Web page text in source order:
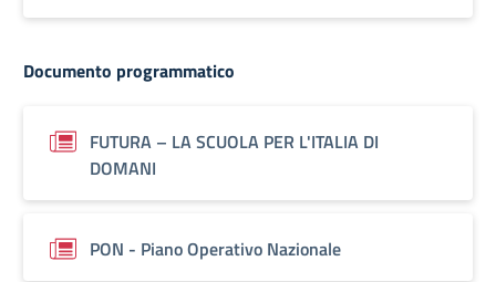
Documento programmatico
FUTURA – LA SCUOLA PER L'ITALIA DI
DOMANI
PON - Piano Operativo Nazionale